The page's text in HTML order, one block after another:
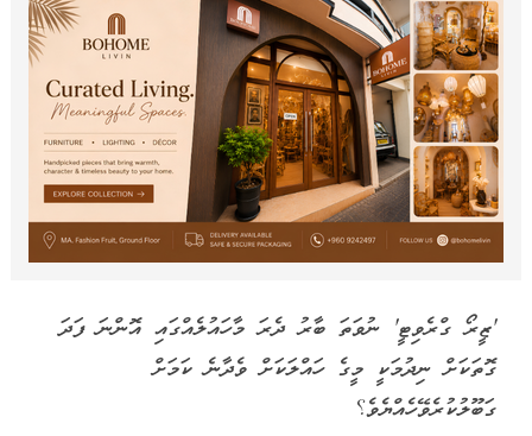
'ޒީރޯ ގްރެވިޓީ' ނުވަތަ ބާރު ދެރަ މާހައުލެއްގައި އޮންނަ ފަދަ
ގޮތަކަށް ނިދުމަކީ މީގެ ހައްލަކަށް ވެދާނެ ކަމަށް
ގަބޫލުކުރެވޭހެއްޔެވެ؟